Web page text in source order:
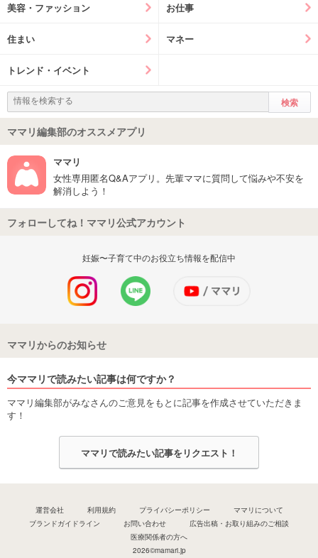
美容・ファッション お仕事
住まい マネー
トレンド・イベント
ママリ編集部のオススメアプリ
ママリ
女性専用匿名Q&Aアプリ。先輩ママに質問して悩みや不安を
解消しよう！
フォローしてね！ママリ公式アカウント
妊娠〜子育て中のお役立ち情報を配信中
ママリからのお知らせ
今ママリで読みたい記事は何ですか？
ママリ編集部がみなさんのご意見をもとに記事を作成させていただきま
す！
ママリで読みたい記事をリクエスト！
運営会社 利用規約 プライバシーポリシー
ママリについて
ブランドガイドライン
お問い合わせ
広告出稿・お取り組みのご相談
医療関係者の方へ
2026©mamari.jp